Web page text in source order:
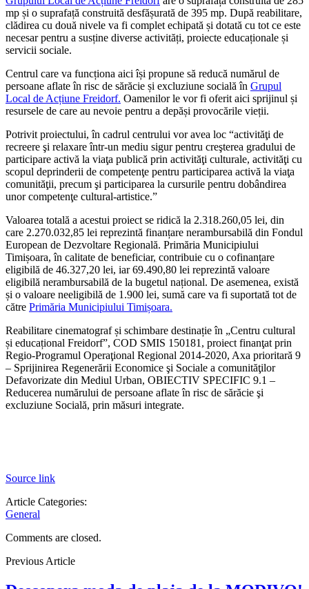
mp și o suprafață construită desfășurată de 395 mp. După reabilitare,
clădirea cu două nivele va fi complet echipată și dotată cu tot ce este
necesar pentru a susține diverse activități, proiecte educaționale și
servicii sociale.
Centrul care va funcționa aici își propune să reducă numărul de
persoane aflate în risc de sărăcie și excluziune socială în Grupul
Local de Acțiune Freidorf. Oamenilor le vor fi oferit aici sprijinul și
resursele de care au nevoie pentru a depăși provocările vieții.
Potrivit proiectului, în cadrul centrului vor avea loc “activităţi de
recreere şi relaxare într-un mediu sigur pentru creşterea gradului de
participare activă la viaţa publică prin activităţi culturale, activităţi cu
scopul deprinderii de competenţe pentru participarea activă la viaţa
comunităţii, precum şi participarea la cursurile pentru dobândirea
unor competenţe cultural-artistice.”
Valoarea totală a acestui proiect se ridică la 2.318.260,05 lei, din
care 2.270.032,85 lei reprezintă finanțare nerambursabilă din Fondul
European de Dezvoltare Regională. Primăria Municipiului
Timișoara, în calitate de beneficiar, contribuie cu o cofinanțare
eligibilă de 46.327,20 lei, iar 69.490,80 lei reprezintă valoare
eligibilă nerambursabilă de la bugetul național. De asemenea, există
și o valoare neeligibilă de 1.900 lei, sumă care va fi suportată tot de
către Primăria Municipiului Timișoara.
Reabilitare cinematograf și schimbare destinație în „Centru cultural
și educațional Freidorf”, COD SMIS 150181, proiect finanţat prin
Regio-Programul Operaţional Regional 2014-2020, Axa prioritară 9
– Sprijinirea Regenerării Economice şi Sociale a comunităţilor
Defavorizate din Mediul Urban, OBIECTIV SPECIFIC 9.1 –
Reducerea numărului de persoane aflate în risc de sărăcie şi
excluziune Socială, prin măsuri integrate.
Source link
Article Categories:
General
Comments are closed.
Previous Article